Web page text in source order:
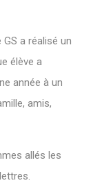
a réalisé un
élève a
année à un
amis,
allés les